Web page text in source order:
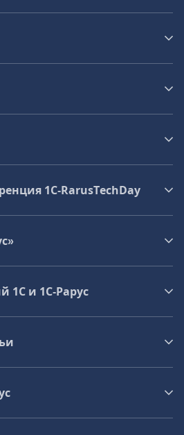
1C‑RarusTechDay
1С и 1С‑Рарус